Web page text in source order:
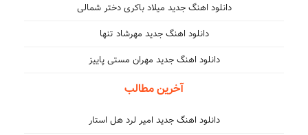
دانلود اهنگ جدید میلاد باکری دختر شمالی
دانلود اهنگ جدید مهرشاد تنها
دانلود اهنگ جدید مهران مستی پاییز
آخرین مطالب
دانلود اهنگ جدید امیر لرد هل استار